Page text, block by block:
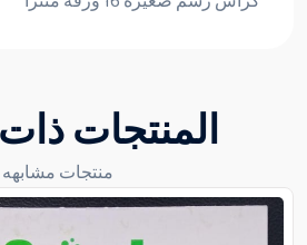
المنتجات
منتجات مشابهه